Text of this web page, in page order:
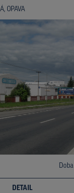
OPAVA
DETAIL